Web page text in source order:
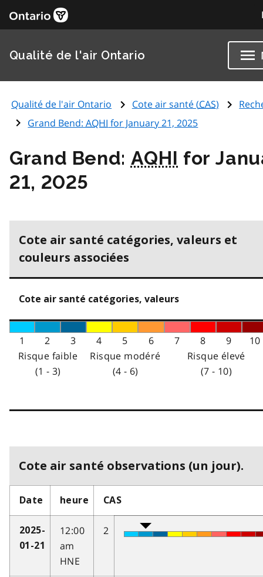
Qualité de l'air Ontario
Qualité de l'air Ontario Cote air santé (CAS)
Grand Bend:AQHI for January 21, 2025
Grand Bend: AQHI for
21, 2025
Cote air santé catégories, valeurs et
couleurs associées
Cote air santé catégories, valeurs
1 2 3 4 5 6 7 8 9
10
Risque faible
(1 - 3)
Risque modéré
(4 - 6)
Risque élevé
(7 - 10)
Cote air santé observations (un jour).
Date heure CAS
2025-
01-21
12:00
am
HNE
2